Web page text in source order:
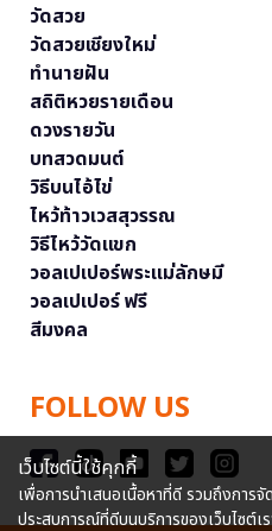
วัดสวย
วัดสวยเชียงใหม่
ทำนายฝัน
สถิติหวยรายเดือน
ดวงรายวัน
บทสวดมนต์
วิธีบนไอ้ไข่
ไหว้ท้าวเวสสุวรรณ
วิธีไหว้วัดแขก
วอลเปเปอร์พระแม่ลักษมี
วอลเปเปอร์ ฟรี
สีมงคล
FOLLOW US
เว็บไซต์นี้ใช้คุกกี้
เพื่อการนำเสนอเนื้อหาที่ดี รวมถึงการ
ประสบการณ์ที่ดีบนบริการของเว็บไซต์เ